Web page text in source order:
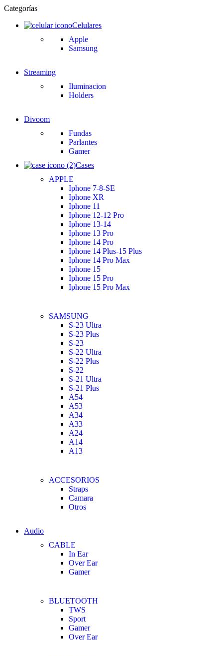
Categorías
Celulares
Apple
Samsung
Streaming
Iluminacion
Holders
Divoom
Fundas
Parlantes
Gamer
Cases
APPLE
Iphone 7-8-SE
Iphone XR
Iphone 11
Iphone 12-12 Pro
Iphone 13-14
Iphone 13 Pro
Iphone 14 Pro
Iphone 14 Plus-15 Plus
Iphone 14 Pro Max
Iphone 15
Iphone 15 Pro
Iphone 15 Pro Max
SAMSUNG
S-23 Ultra
S-23 Plus
S-23
S-22 Ultra
S-22 Plus
S-22
S-21 Ultra
S-21 Plus
A54
A53
A34
A33
A24
A14
A13
ACCESORIOS
Straps
Camara
Otros
Audio
CABLE
In Ear
Over Ear
Gamer
BLUETOOTH
TWS
Sport
Gamer
Over Ear